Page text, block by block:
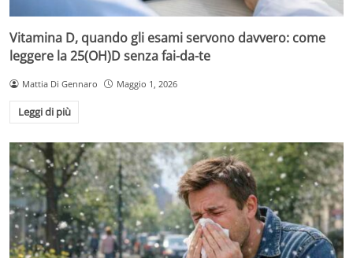
Vitamina D, quando gli esami servono davvero: come
leggere la 25(OH)D senza fai-da-te
Mattia Di Gennaro Maggio 1, 2026
Leggi di più